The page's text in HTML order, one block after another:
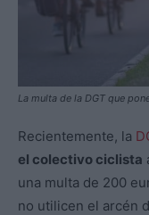
La multa de la DGT que
Recientemente, la
el colectivo ciclista
una multa de 200
no utilicen el arcén